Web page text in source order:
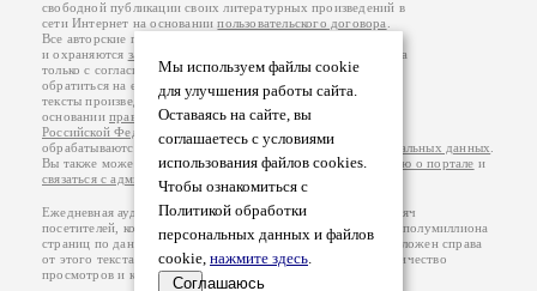
Мы используем файлы cookie
для улучшения работы сайта.
Оставаясь на сайте, вы
соглашаетесь с условиями
использования файлов cookies.
Чтобы ознакомиться с
Политикой обработки
персональных данных и файлов
cookie, нажмите здесь.
Соглашаюсь
свободной публикации своих литературных произведений в
сети Интернет на основаниипользовательского договора
Все авторские права на произведения принадлежат авторам
и охраняются законом
. Перепечатка произведений возможна
только с согласия его автора, к которому вы можете
обратиться на его авторской странице. Ответственность за
тексты произведений авторы несут самостоятельно на
основанииправил публикацииизаконодательства
Российской Федерации
обрабатываются на основанииПолитики обработки персональных данных
Вы также можете посмотреть более подробнуюинформацию о портале и
связаться с администрацией
Ежедневная аудитория портала Проза.ру – порядка 100 тысяч
посетителей, которые в общей сумме просматривают более полумиллиона
страниц по данным счетчика посещаемости, который расположен справа
от этого текста. В каждой графе указано по две цифры: количество
просмотров и количество посетителей.